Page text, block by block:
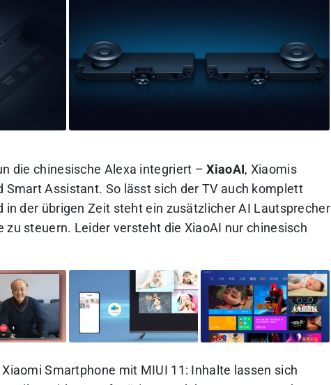
die chinesische Alexa integriert –XiaoAI , Xiaomis
Assistant. So lässt sich der TV auch komplett
in der übrigen Zeit steht ein zusätzlicher AI Lautsprecher
zu steuern. Leider versteht die XiaoAI nur chinesisch
Smartphone mit MIUI 11: Inhalte lassen sich